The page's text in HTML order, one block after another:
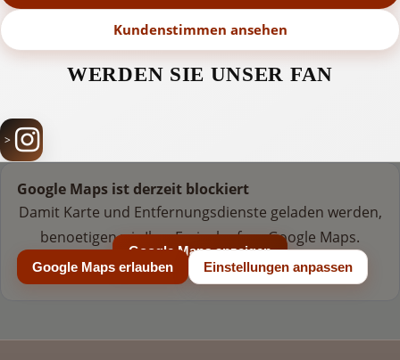
Kundenstimmen ansehen
WERDEN SIE UNSER FAN
Google Maps anzeigen
Google Maps ist derzeit blockiert
Damit Karte und Entfernungsdienste geladen werden,
benoetigen wir Ihre Freigabe fuer Google Maps.
Google Maps erlauben Einstellungen anpassen